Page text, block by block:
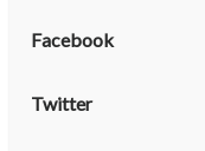
Facebook
Twitter